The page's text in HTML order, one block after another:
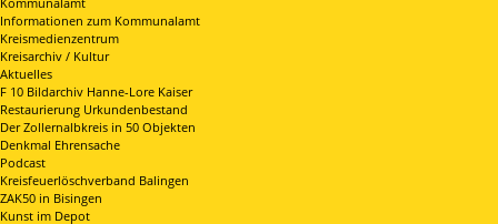
Informationen zum Kommunalamt
Kreismedienzentrum
Kreisarchiv / Kultur
Aktuelles
F 10 Bildarchiv Hanne-Lore Kaiser
Restaurierung Urkundenbestand
Der Zollernalbkreis in 50 Objekten
Denkmal Ehrensache
Podcast
Kreisfeuerlöschverband Balingen
ZAK50 in Bisingen
Kunst im Depot